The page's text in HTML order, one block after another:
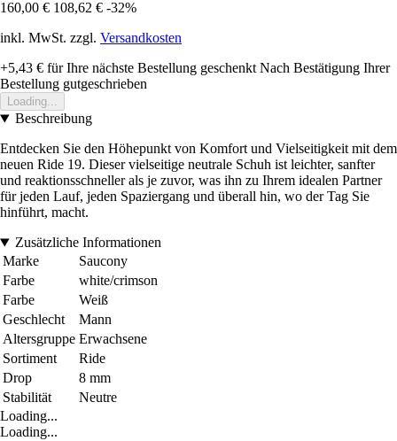
160,00 € 108,62 € -32%
inkl. MwSt. zzgl. Versandkosten
+5,43 € für Ihre nächste Bestellung geschenkt Nach Bestätigung Ihrer
Bestellung gutgeschrieben
Loading...
Beschreibung
Entdecken Sie den Höhepunkt von Komfort und Vielseitigkeit mit dem
neuen Ride 19. Dieser vielseitige neutrale Schuh ist leichter, sanfter
und reaktionsschneller als je zuvor, was ihn zu Ihrem idealen Partner
für jeden Lauf, jeden Spaziergang und überall hin, wo der Tag Sie
hinführt, macht.
Zusätzliche Informationen
Marke
Saucony
Farbe
white/crimson
Farbe
Weiß
Geschlecht
Mann
Altersgruppe Erwachsene
Sortiment
Ride
Drop
8 mm
Stabilität
Neutre
Loading...
Loading...